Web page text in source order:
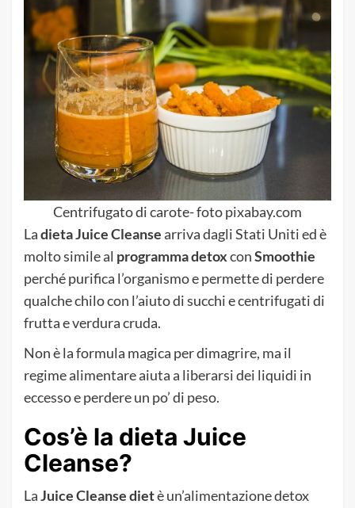
Centrifugato di carote- foto pixabay.com
Ladieta Juice Cleansearriva dagli Stati Uniti ed è
molto simile al programma detoxconSmoothie
perché purifica l’organismo e permette di perdere
qualche chilo con l’aiuto di succhi e centrifugati di
frutta e verdura cruda.
Non è la formula magica per dimagrire, ma il
regime alimentare aiuta a liberarsi dei liquidi in
eccesso e perdere un po’ di peso.
Cos’è la dieta Juice
Cleanse?
LaJuiceCleansedietè un’alimentazione detox